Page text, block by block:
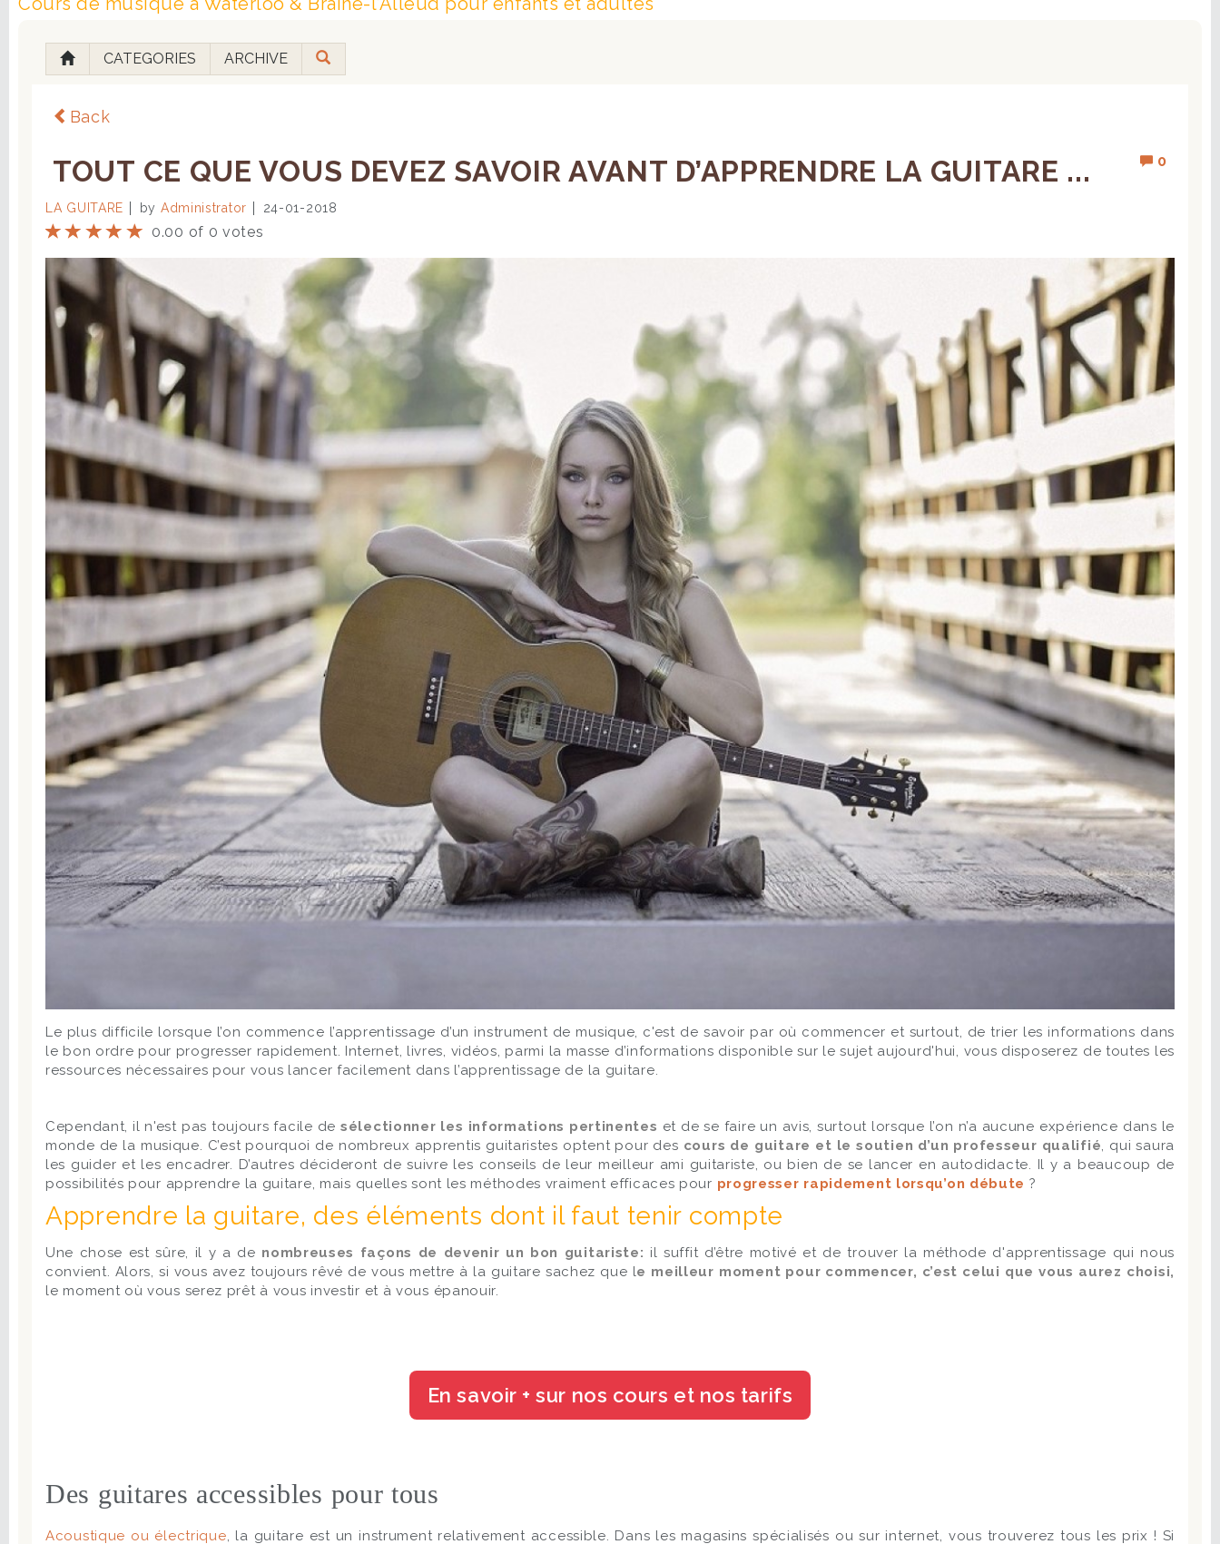
CATEGORIES ARCHIVE
Back
0
TOUT CE QUE VOUS DEVEZ SAVOIR AVANT D’APPRENDRE LA GUITARE ...
LA GUITARE by Administrator 24-01-2018
0.00 of 0 votes
Le plus difficile lorsque l’on commence l’apprentissage d’un instrument de musique, c'est de savoir par où commencer et surtout, de trier les informations dans
le bon ordre pour progresser rapidement. Internet, livres, vidéos, parmi la masse d’informations disponible sur le sujet aujourd'hui, vous disposerez de toutes les
ressources nécessaires pour vous lancer facilement dans l’apprentissage de la guitare.
Cependant, il n'est pas toujours facile desélectionner les informations pertinentes et de se faire un avis, surtout lorsque l’on n’a aucune expérience dans le
monde de la musique. C’est pourquoi de nombreux apprentis guitaristes optent pour des cours de guitare et le soutien d’un professeur qualifié, qui saura
les guider et les encadrer. D’autres décideront de suivre les conseils de leur meilleur ami guitariste, ou bien de se lancer en autodidacte. Il y a beaucoup de
possibilités pour apprendre la guitare, mais quelles sont les méthodes vraiment efficaces pour progresser rapidement lorsqu’on débute ?
Apprendre la guitare, des éléments dont il faut tenir compte
Une chose est sûre, il y a de nombreuses façons de devenir un bon guitariste: il suffit d’être motivé et de trouver la méthode d'apprentissage qui nous
convient. Alors, si vous avez toujours rêvé de vous mettre à la guitare sachez que le meilleur moment pour commencer, c’est celui que vous aurez choisi,
le moment où vous serez prêt à vous investir et à vous épanouir.
Des guitares accessibles pour tous
Acoustique ou électrique, la guitare est un instrument relativement accessible. Dans les magasins spécialisés ou sur internet, vous trouverez tous les prix ! Si